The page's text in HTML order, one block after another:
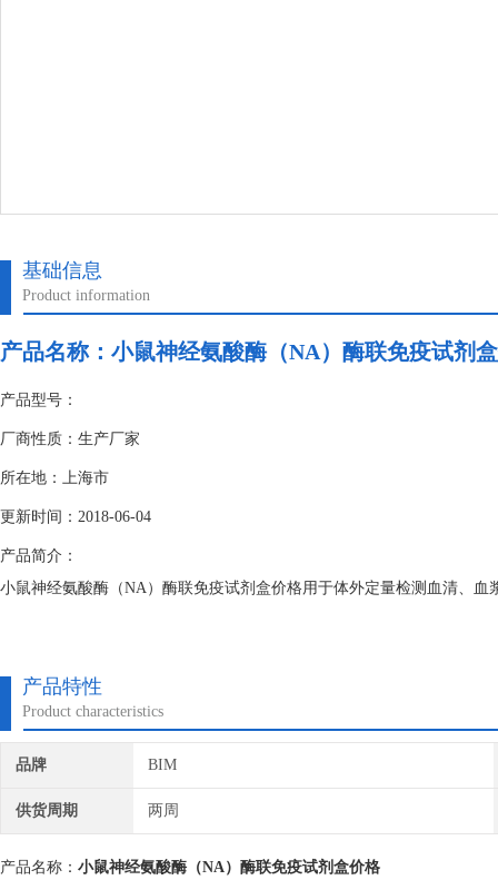
基础信息
Product information
产品名称： 小鼠神经氨酸酶（NA）酶联免疫试剂
产品型号：
厂商性质：生产厂家
所在地：上海市
更新时间：2018-06-04
产品简介：
小鼠神经氨酸酶（NA）酶联免疫试剂盒价格用于体外定量检测血清、
产品特性
Product characteristics
品牌 BIM
供货周期 两周
产品名称： 小鼠神经氨酸酶（NA）酶联免疫试剂盒价格